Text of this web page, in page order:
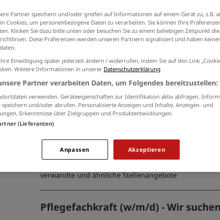
Ich willige in die Verarbeitung meiner Daten
derDatenschutzinformationenein.
Gesundheits- und Krankenpfleger/
Pflegefachkraft (m/w/d)
04.08.2026 /BS Breitkreuz GmbH Care / Berlin,
Aachen, Karlsruhe
Gesundheits- und Krankenpfleger gesucht! Arbeiten
verwandte und ähnliche Stellenangebote
Pflegefachkraft (w/m/d) - Wir
Partner speichern und/oder greifen auf Informationen auf einem Gerät zu, z.B.
Cookies, um personenbezogene Daten zu verarbeiten. Sie können Ihre
Klicken Sie dazu bitte unten oder besuchen Sie zu einem beliebigen Zeitpunkt
Diese Präferenzen werden unseren Partnern signalisiert und haben
Einwilligung später jederzeit ändern / widerrufen, indem Sie auf den Link
Weitere Informationen in unserer Datenschutzerklärung
Partner verarbeiten Daten, um Folgendes bereitzustellen:
verwenden. Geräteeigenschaften zur Identifikation aktiv abfragen.
speichern und/oder abrufen. Personalisierte Anzeigen und Inhalte, Anzeigen- und
Erkenntnisse über Zielgruppen und Produktentwicklungen.
(Lieferanten)
Akzeptieren
Anpassen